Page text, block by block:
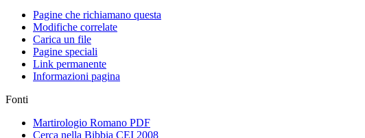
Pagine che richiamano questa
Modifiche correlate
Carica un file
Pagine speciali
Link permanente
Informazioni pagina
Fonti
Martirologio Romano PDF
Cerca nella Bibbia CEI 2008